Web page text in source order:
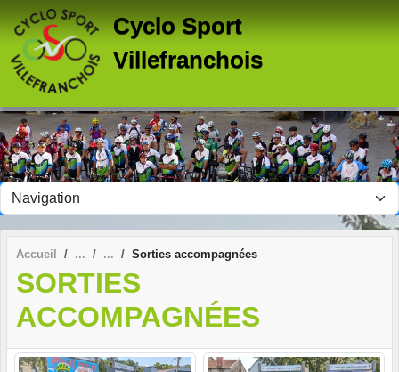
Cyclo Sport
Villefranchois
Accueil Sorties accompagnées
SORTIES
ACCOMPAGNÉES
Panneau de gestion des cookies